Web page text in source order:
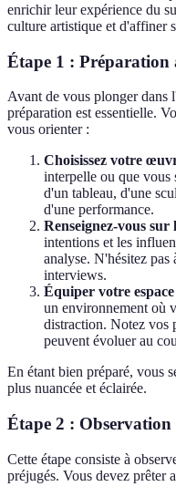
enrichir leur expérience du
culture artistique et d'affiner
Étape 1 : Préparation
Avant de vous plonger dans
préparation est essentielle.
vous orienter :
Choisissez votre
interpelle ou que
d'un tableau, d'une
d'une performance.
Renseignez-vous sur
intentions et les
analyse. N'hésitez pas
interviews.
Équiper votre
un environnement où
distraction. Notez vos
peuvent évoluer au
En étant bien préparé, vous
plus nuancée et éclairée.
Étape 2 :
Cette étape consiste à
préjugés. Vous devez prêter